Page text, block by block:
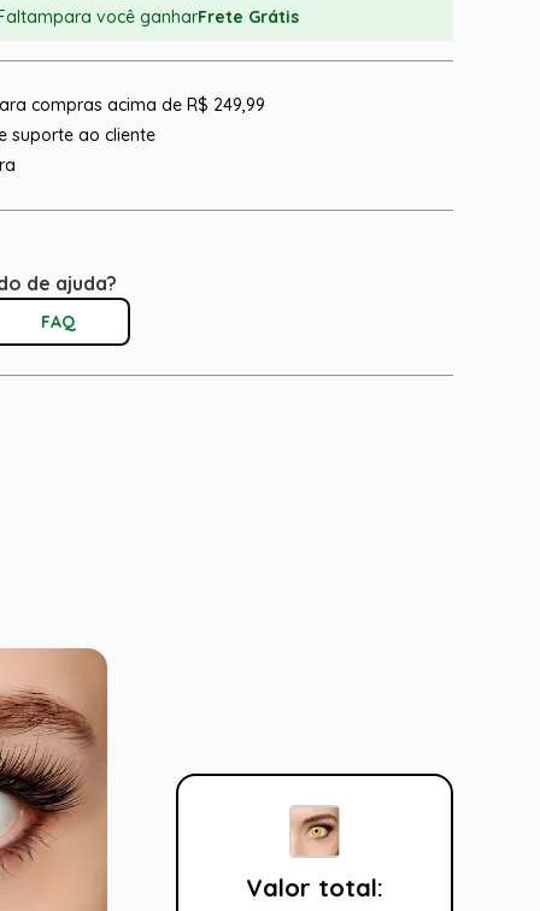
para você ganharFrete Grátis
compras acima de R$ 249,99
suporte ao cliente
de ajuda?
FAQ
Valor total: